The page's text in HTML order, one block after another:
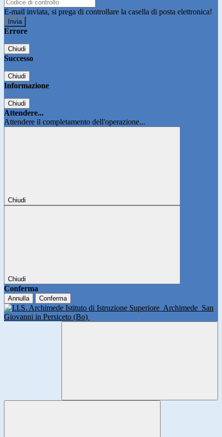
E-mail inviata, si prega di controllare la casella di posta elettronica!
Errore
Chiudi
Successo
Chiudi
Informazione
Chiudi
Attendere...
Attendere il completamento dell'operazione...
Chiudi
Chiudi
Conferma
Annulla Conferma
Istituto di Istruzione Superiore Archimede San
Giovanni in Persiceto (Bo)